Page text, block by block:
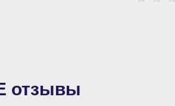
отзывы